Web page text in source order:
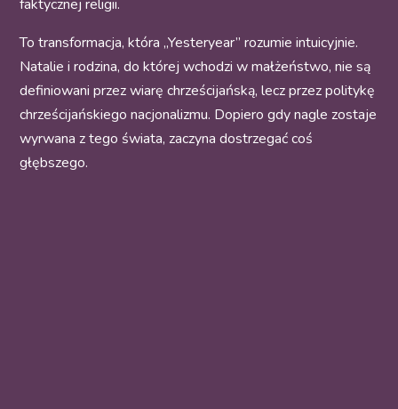
faktycznej religii.
To transformacja, która „Yesteryear” rozumie intuicyjnie.
Natalie i rodzina, do której wchodzi w małżeństwo, nie są
definiowani przez wiarę chrześcijańską, lecz przez politykę
chrześcijańskiego nacjonalizmu. Dopiero gdy nagle zostaje
wyrwana z tego świata, zaczyna dostrzegać coś
głębszego.